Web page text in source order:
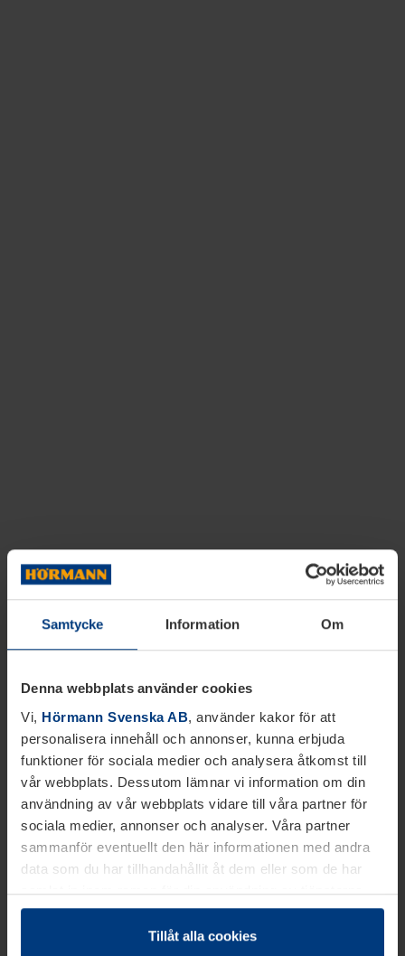
Samtycke Information Om
Denna webbplats använder cookies
Vi, Hörmann Svenska AB, använder kakor för att
personalisera innehåll och annonser, kunna erbjuda
funktioner för sociala medier och analysera åtkomst till
vår webbplats. Dessutom lämnar vi information om din
användning av vår webbplats vidare till våra partner för
sociala medier, annonser och analyser. Våra partner
sammanför eventuellt den här informationen med andra
data som du har tillhandahållit åt dem eller som de har
samlat in inom ramen för din användning av tjänsterna.
Juridiskt kan vi lagra kakor på din enhet, om de är
absolut nödvändiga för driften av den här webbplatsen.
Tillåt alla cookies